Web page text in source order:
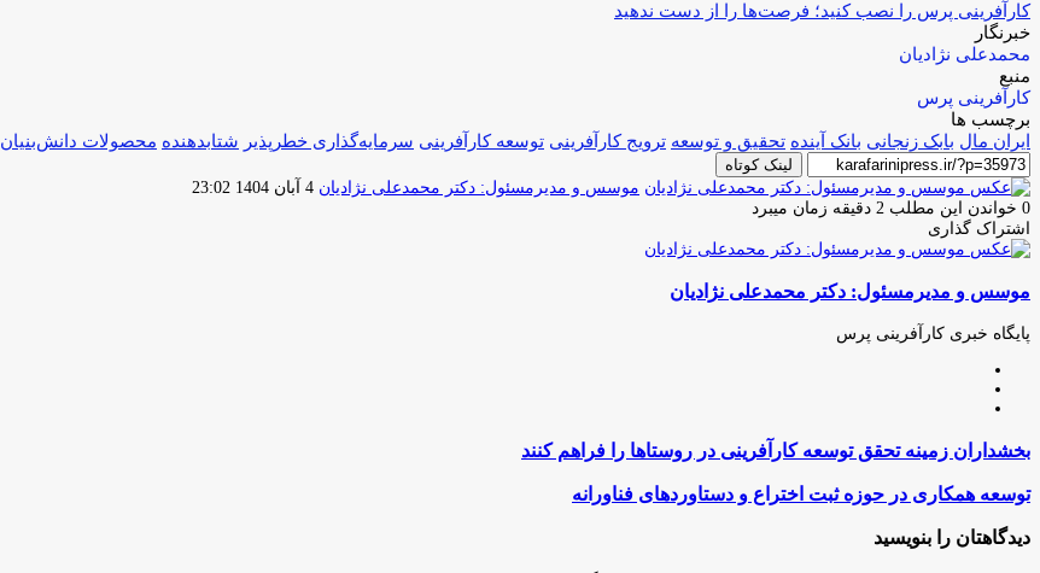
کارآفرینی پرس را نصب کنید؛ فرصت‌ها را از دست ندهید
خبرنگار
محمدعلی نژادیان
منبع
کارآفرینی پرس
برچسب ها
ایران مال بابک زنجانی بانک آینده تحقیق و توسعه ترویج کارآفرینی توسعه کارآفرینی سرمایه‌گذاری خطرپذیر شتابدهنده محصولات دانش‌بنیان
لینک کوتاه
موسس و مدیرمسئول: دکتر محمدعلی نژادیان ارسال
4 آبان 1404 23:02
0 خواندن این مطلب 2 دقیقه زمان میبرد
اشتراک گذاری
فیس
توئیتر
لینکدین
واتس
تلگرام
اشتراک
از
ایمیل
چاپ
موسس و مدیرمسئول: دکتر محمدعلی نژادیان
پایگاه خبری کارآفرینی پرس
بخشداران
تحقق
توسعه
کارآفرینی
در
بخشداران زمینه تحقق توسعه کارآفرینی در روستاها را فراهم کنند
توسعه
در
توسعه همکاری در حوزه ثبت اختراع و دستاوردهای فناورانه
دیدگاهتان را بنویسید